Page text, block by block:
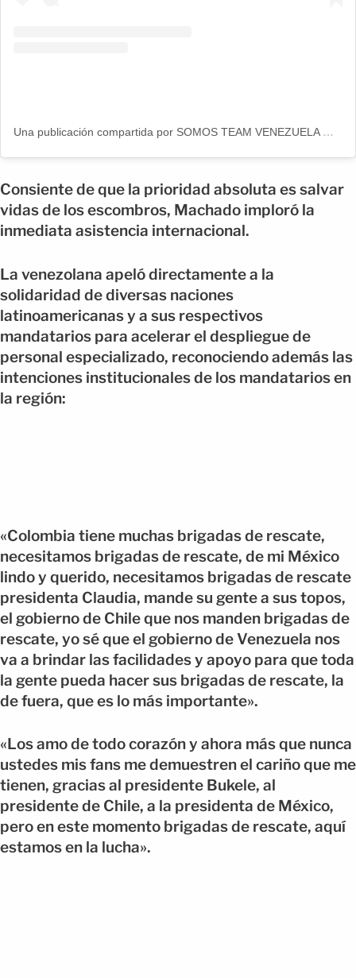
Una publicación compartida por SOMOS TEAM VENEZUELA ✨👑 (@somosteamvenezuela)
Consiente de que la prioridad absoluta es salvar
vidas de los escombros, Machado imploró la
inmediata asistencia internacional.
La venezolana apeló directamente a la
solidaridad de diversas naciones
latinoamericanas y a sus respectivos
mandatarios para acelerar el despliegue de
personal especializado, reconociendo además las
intenciones institucionales de los mandatarios en
la región:
«Colombia tiene muchas brigadas de rescate,
necesitamos brigadas de rescate, de mi México
lindo y querido, necesitamos brigadas de rescate
presidenta Claudia, mande su gente a sus topos,
el gobierno de Chile que nos manden brigadas de
rescate, yo sé que el gobierno de Venezuela nos
va a brindar las facilidades y apoyo para que toda
la gente pueda hacer sus brigadas de rescate, la
de fuera, que es lo más importante».
«Los amo de todo corazón y ahora más que nunca
ustedes mis fans me demuestren el cariño que me
tienen, gracias al presidente Bukele, al
presidente de Chile, a la presidenta de México,
pero en este momento brigadas de rescate, aquí
estamos en la lucha».